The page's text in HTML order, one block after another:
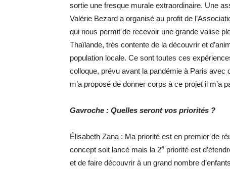
sortie une fresque murale extraordinaire. Une
Valérie Bezard a organisé au profit de
qui nous permit de recevoir une grande valise
Thaïlande, très contente de la découvrir et
population locale. Ce sont toutes ces
colloque, prévu avant la pandémie à Paris
m’a proposé de donner corps à ce projet il m’a
Gavroche : Quelles seront vos priorités ?
Élisabeth Zana : Ma priorité est en premier de
concept soit lancé mais la 2e priorité est
et de faire découvrir à un grand nombre